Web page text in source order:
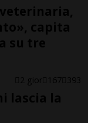
capita
su tre
2 gior 167 393
lascia la